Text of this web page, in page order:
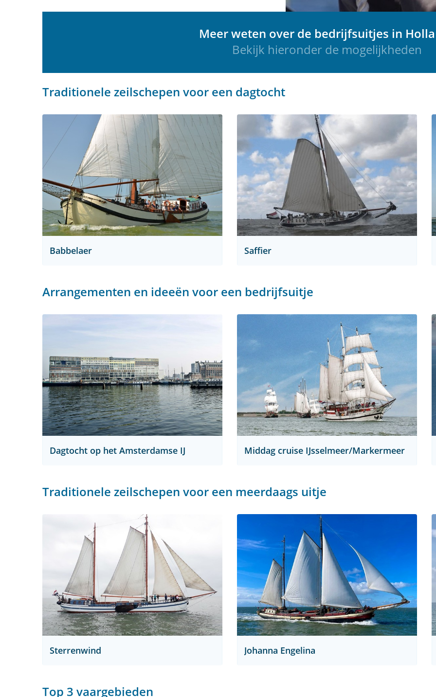
Meer weten over de bedrijfsuitjes in
Bekijk hieronder de mogelijkheden
Traditionele zeilschepen voor een dagtocht
Babbelaer Saffier
Arrangementen en ideeën voor een bedrijfsuitje
Dagtocht op het Amsterdamse IJ Middag cruise IJsselmeer/Markermeer
Traditionele zeilschepen voor een meerdaags uitje
Sterrenwind Johanna Engelina
Top 3 vaargebieden